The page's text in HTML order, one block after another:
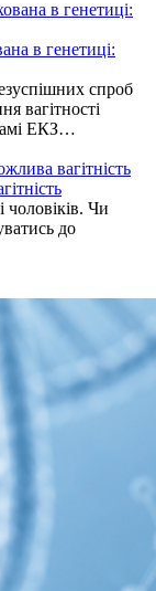
в генетиці:
спроб
вагітності
ЕКЗ…
чоловіків. Чи
до